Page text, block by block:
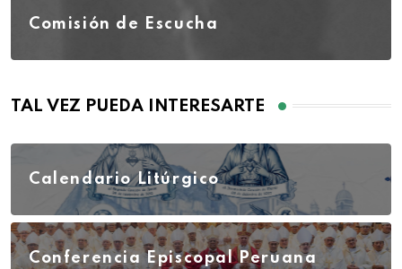
Comisión de Escucha
TAL VEZ PUEDA INTERESARTE
Calendario Litúrgico
Conferencia Episcopal Peruana